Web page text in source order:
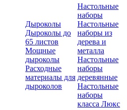
Дыроколы
Дыроколы до
65 листов
Мощные
дыроколы
Расходные
материалы для
дыроколов
Настольные
наборы
Настольные
наборы из
дерева и
металла
Настольные
наборы
деревянные
Настольные
наборы
класса Люкс